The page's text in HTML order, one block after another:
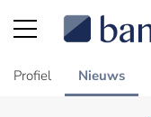
Profiel Nieuws